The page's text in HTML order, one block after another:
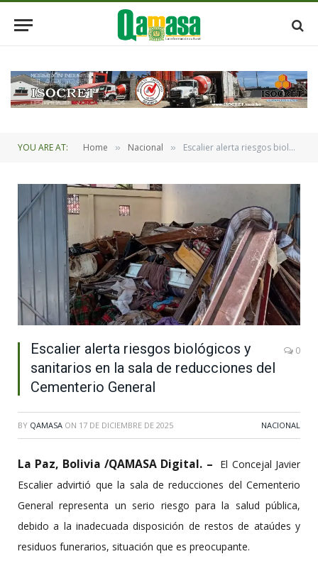
YOU ARE AT: Home » Nacional » Escalier alerta riesgos biológicos y sanitarios en la sala de reducciones del Cementerio General
Escalier alerta riesgos biológicos y
sanitarios en la sala de reducciones del
Cementerio General
0
BY QAMASA ON 17 DE DICIEMBRE DE 2025 NACIONAL
La Paz, Bolivia /QAMASA Digital. –
El Concejal Javier
Escalier advirtió que la sala de reducciones del Cementerio
General representa un serio riesgo para la salud pública,
debido a la inadecuada disposición de restos de ataúdes y
residuos funerarios, situación que es preocupante.